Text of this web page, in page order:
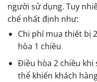
người sử dụng. Tuy
chế nhất định như:
Chi phí mua thiết bị
hòa 1 chiều
Điều hòa 2 chiều
thể khiến khách